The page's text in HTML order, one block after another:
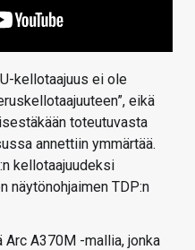
kellotaajuus ei ole
eikä
toteutuvasta
annettiin ymmärtää.
kellotaajuudeksi
näytönohjaimen TDP:n
A370M -mallia, jonka